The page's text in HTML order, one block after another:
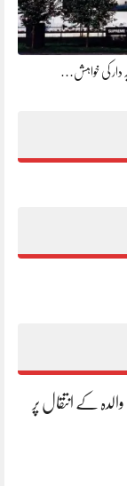
دار کی خواہش…
والدہ کے انتقال پر